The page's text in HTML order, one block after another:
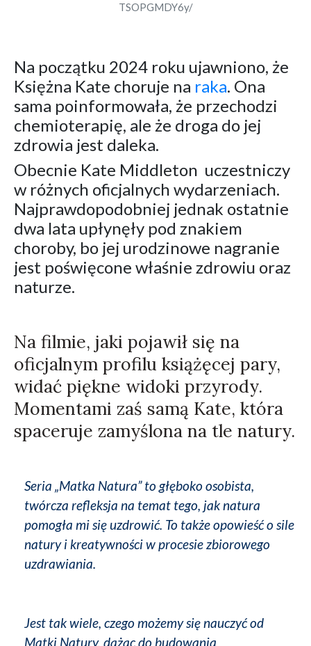
TSOPGMDY6y/
Na początku 2024 roku ujawniono, że
Księżna Kate choruje na raka. Ona
sama poinformowała, że przechodzi
chemioterapię, ale że droga do jej
zdrowia jest daleka.
Obecnie Kate Middleton uczestniczy
w różnych oficjalnych wydarzeniach.
Najprawdopodobniej jednak ostatnie
dwa lata upłynęły pod znakiem
choroby, bo jej urodzinowe nagranie
jest poświęcone właśnie zdrowiu oraz
naturze.
Na filmie, jaki pojawił się na
oficjalnym profilu książęcej pary,
widać piękne widoki przyrody.
Momentami zaś samą Kate, która
spaceruje zamyślona na tle natury.
Seria „Matka Natura” to głęboko osobista,
twórcza refleksja na temat tego, jak natura
pomogła mi się uzdrowić. To także opowieść o sile
natury i kreatywności w procesie zbiorowego
uzdrawiania.
Jest tak wiele, czego możemy się nauczyć od
Matki Natury, dążąc do budowania